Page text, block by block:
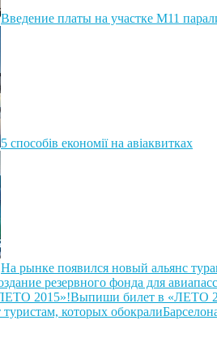
Введение платы на участке М11
5 способів економії на авіаквитках
На рынке появился новый альянс
Выпиши билет в «ЛЕТО